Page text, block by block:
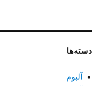
دسته‌ها
آلبوم